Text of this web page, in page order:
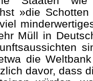
»die
Müll in
die
davor, dass